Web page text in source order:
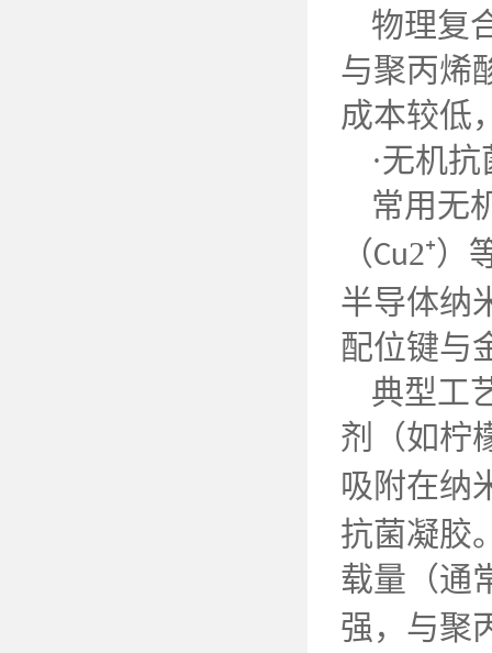
物理复
与聚丙烯
成本较低
·无机
常用无
（Cu2⁺）
半导体纳
配位键与
典型工
剂（如柠
吸附在纳
抗菌凝胶
载量（通
强，与聚